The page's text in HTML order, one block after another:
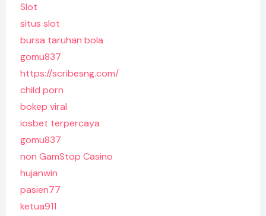
Slot
situs slot
bursa taruhan bola
gomu837
https://scribesng.com/
child porn
bokep viral
iosbet terpercaya
gomu837
non GamStop Casino
hujanwin
pasien77
ketua911